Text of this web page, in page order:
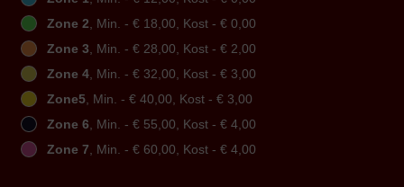
Zone 2, Min. - € 18,00, Kost - € 0,00
Zone 3, Min. - € 28,00, Kost - € 2,00
Zone 4, Min. - € 32,00, Kost - € 3,00
Zone5, Min. - € 40,00, Kost - € 3,00
Zone 6, Min. - € 55,00, Kost - € 4,00
Zone 7, Min. - € 60,00, Kost - € 4,00